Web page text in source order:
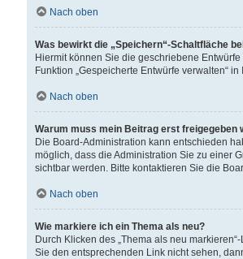
Nach oben
Was bewirkt die „Speichern“-Schaltfläche
Hiermit können Sie die geschriebene
Funktion „Gespeicherte Entwürfe verwalten“
Nach oben
Warum muss mein Beitrag erst freigegeben
Die Board-Administration kann entschieden
möglich, dass die Administration Sie zu einer
sichtbar werden. Bitte kontaktieren Sie die
Nach oben
Wie markiere ich ein Thema als neu?
Durch Klicken des „Thema als neu
Sie den entsprechenden Link nicht sehen,